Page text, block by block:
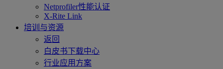
Netprofiler性能认证
X-Rite Link
培训与资源
返回
白皮书下载中心
行业应用方案